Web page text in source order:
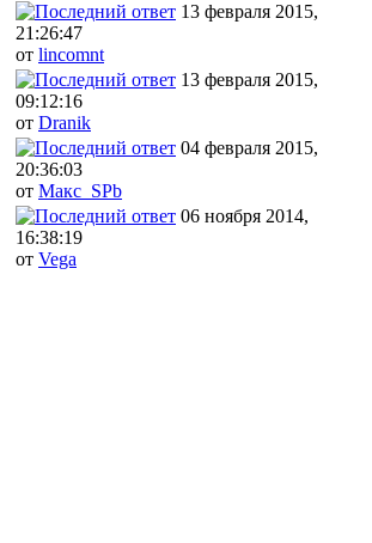
13 февраля 2015,
21:26:47
от lincomnt
13 февраля 2015,
09:12:16
от Dranik
04 февраля 2015,
20:36:03
от Макс_SPb
06 ноября 2014,
16:38:19
от Vega